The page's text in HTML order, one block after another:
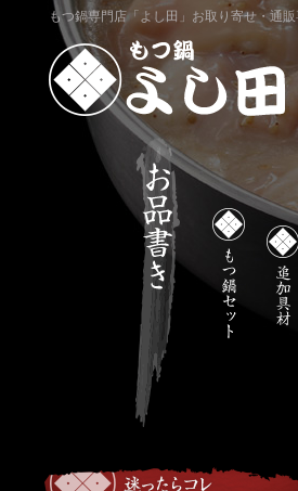
もつ鍋専門店「よし田」お取り寄せ・通